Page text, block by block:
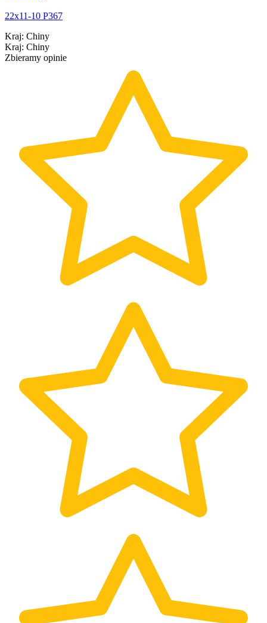
22x11-10 P367
Kraj: Chiny
Kraj: Chiny
Zbieramy opinie